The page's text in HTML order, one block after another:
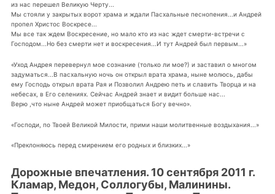
из нас перешел Великую Черту...
Мы стояли у закрытых ворот храма и ждали Пасхальные песнопения...и Андрей
пропел Христос Воскресе...
Мы все так ждем Воскресение, но мало кто из нас ждет смерти-встречи с
Господом...Но без смерти нет и воскресения...И тут Андрей был первым...»
«Уход Андрея перевернул мое сознание (только ли мое?) и заставил о многом
задуматься...В пасхальную ночь он открыл врата храма, ныне молюсь, дабы
ему Господь открыл врата Рая и Позволил Андрею петь и славить Творца и на
небесах, в Его селениях. Сейчас Андрей знает и видит больше нас...
Верю ,что ныне Андрей может приобщаться Богу вечно».
«Господи, по Твоей Великой Милости, прими наши молитвенные воздыхания...»
«Преклоняюсь перед смирением его родных и близких...»
Дорожные впечатления. 10 сентября 2011 г.
Кламар, Медон, Соллогубы, Малинины.